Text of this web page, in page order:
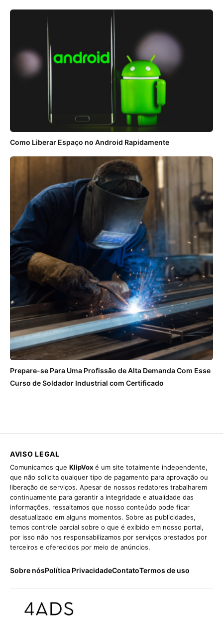
Como Liberar Espaço no Android Rapidamente
Prepare-se Para Uma Profissão de Alta Demanda Com Esse
Curso de Soldador Industrial com Certificado
AVISO LEGAL
Comunicamos que KlipVox é um site totalmente independente,
que não solicita qualquer tipo de pagamento para aprovação ou
liberação de serviços. Apesar de nossos redatores trabalharem
continuamente para garantir a integridade e atualidade das
informações, ressaltamos que nosso conteúdo pode ficar
desatualizado em alguns momentos. Sobre as publicidades,
temos controle parcial sobre o que é exibido em nosso portal,
por isso não nos responsabilizamos por serviços prestados por
terceiros e oferecidos por meio de anúncios.
Sobre nósPolítica PrivacidadeContatoTermos de uso